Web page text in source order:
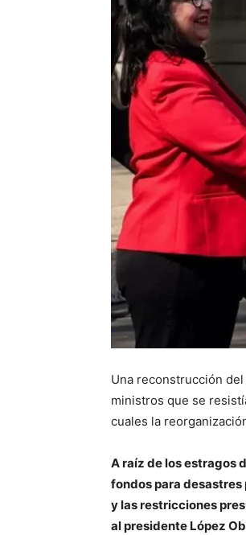
Una reconstrucción
ministros que se
cuales la
A raíz de los estragos
fondos para desastres
y las restricciones
al presidente López